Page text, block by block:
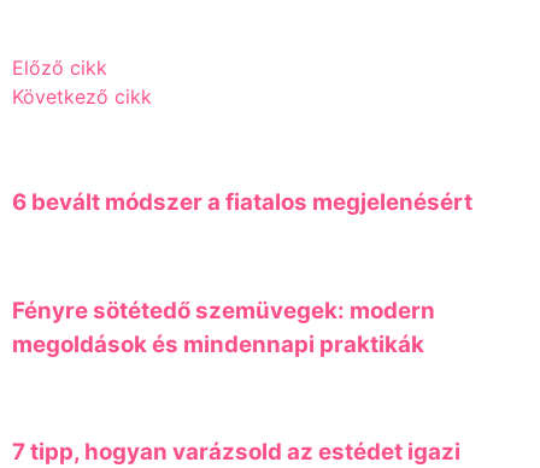
Előző cikk
Következő cikk
6 bevált módszer a fiatalos megjelenésért
Fényre sötétedő szemüvegek: modern
megoldások és mindennapi praktikák
7 tipp, hogyan varázsold az estédet igazi